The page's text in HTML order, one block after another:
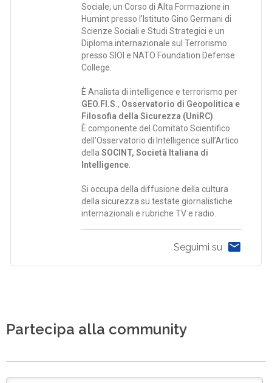
Sociale, un Corso di Alta Formazione in
Humint presso l’Istituto Gino Germani di
Scienze Sociali e Studi Strategici e un
Diploma internazionale sul Terrorismo
presso SIOI e NATO Foundation Defense
College.
È Analista di intelligence e terrorismo per
GEO.FI.S., Osservatorio di Geopolitica e
Filosofia della Sicurezza (UniRC)
È componente del Comitato Scientifico
dell’Osservatorio di Intelligence sull’Artico
dellaSOCINT, Società Italiana di
Intelligence
Si occupa della diffusione della cultura
della sicurezza su testate giornalistiche
internazionali e rubriche TV e radio.
Seguimi su
Partecipa alla community